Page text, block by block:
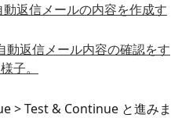
> Test & Continue と進みま